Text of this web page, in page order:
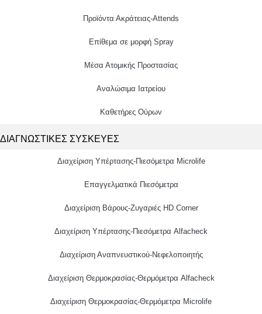
Προϊόντα Ακράτειας-Attends
Επίθεμα σε μορφή Spray
Μέσα Ατομικής Προστασίας
Αναλώσιμα Ιατρείου
Καθετήρες Ούρων
ΔΙΑΓΝΩΣΤΙΚΕΣ ΣΥΣΚΕΥΕΣ
Διαχείριση Υπέρτασης-Πιεσόμετρα Microlife
Επαγγελματικά Πιεσόμετρα
Διαχείριση Βάρους-Ζυγαριές HD Corner
Διαχείριση Υπέρτασης-Πιεσόμετρα Alfacheck
Διαχείριση Αναπνευστικού-Νεφελοποιητής
Διαχείριση Θερμοκρασίας-Θερμόμετρα Alfacheck
Διαχείριση Θερμοκρασίας-Θερμόμετρα Microlife